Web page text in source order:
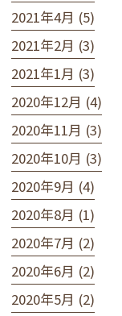
2021年4月 (5)
2021年2月 (3)
2021年1月 (3)
2020年12月 (4)
2020年11月 (3)
2020年10月 (3)
2020年9月 (4)
2020年8月 (1)
2020年7月 (2)
2020年6月 (2)
2020年5月 (2)